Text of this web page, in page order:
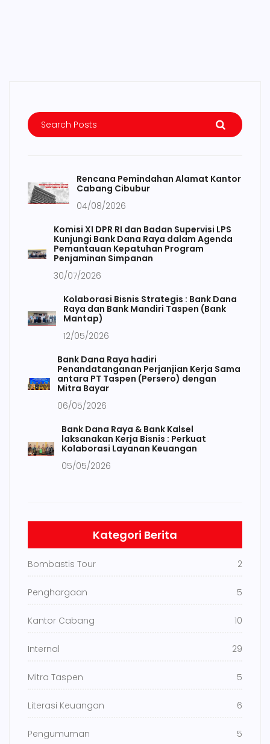
Rencana Pemindahan Alamat Kantor
Cabang Cibubur
04/08/2026
Komisi XI DPR RI dan Badan Supervisi LPS
Kunjungi Bank Dana Raya dalam Agenda
Pemantauan Kepatuhan Program
Penjaminan Simpanan
30/07/2026
Kolaborasi Bisnis Strategis : Bank Dana
Raya dan Bank Mandiri Taspen (Bank
Mantap)
12/05/2026
Bank Dana Raya hadiri
Penandatanganan Perjanjian Kerja Sama
antara PT Taspen (Persero) dengan
Mitra Bayar
06/05/2026
Bank Dana Raya & Bank Kalsel
laksanakan Kerja Bisnis : Perkuat
Kolaborasi Layanan Keuangan
05/05/2026
Kategori Berita
Bombastis Tour 2
Penghargaan 5
Kantor Cabang 10
Internal 29
Mitra Taspen 5
Literasi Keuangan 6
Pengumuman 5